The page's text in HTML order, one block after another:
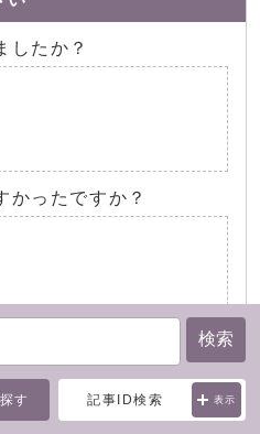
検索
す 記事ID検索 表示
したか？
かったですか？
認